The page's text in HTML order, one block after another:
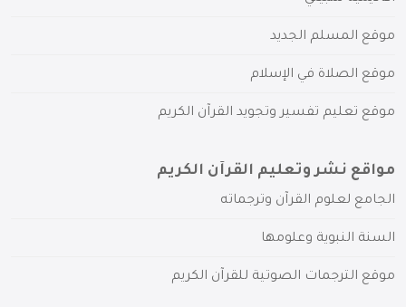
موقع المسلم الجديد
موقع الصلاة في الإسلام
موقع تعليم تفسير وتجويد القرآن الكريم
مواقع نشر وتعليم القرآن الكريم
الجامع لعلوم القرآن وترجماته
السنة النبوية وعلومها
موقع الترجمات الصوتية للقرآن الكريم